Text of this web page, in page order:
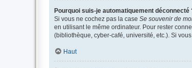
Pourquoi suis-je automatiquement déconnecté
Si vous ne cochez pas la case Se souvenir de
en utilisant le même ordinateur. Pour rester
(bibliothèque, cyber-café, université, etc.). Si
Haut